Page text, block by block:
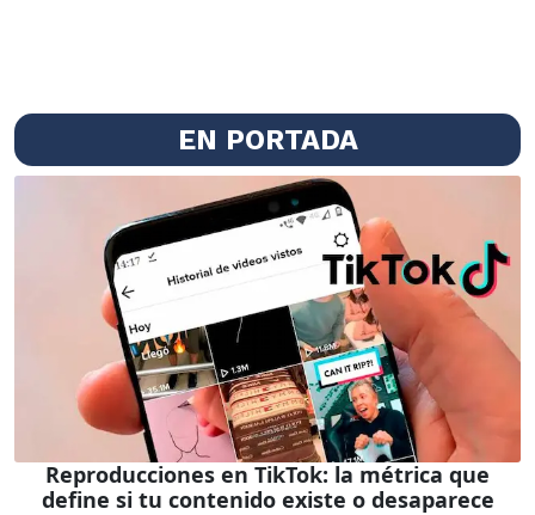
EN PORTADA
Reproducciones en TikTok: la métrica que
define si tu contenido existe o desaparece